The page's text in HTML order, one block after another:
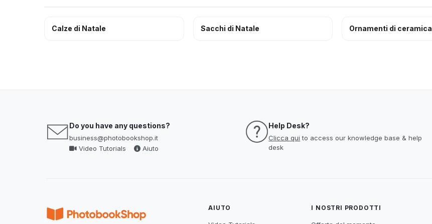
Calze di Natale Sacchi di Natale Ornamenti di ceramica
Do you have any questions?
business@photobookshop.it
Video Tutorials
Aiuto
Help Desk?
Clicca qui to access our knowledge base & help
desk
AIUTO I NOSTRI PRODOTTI